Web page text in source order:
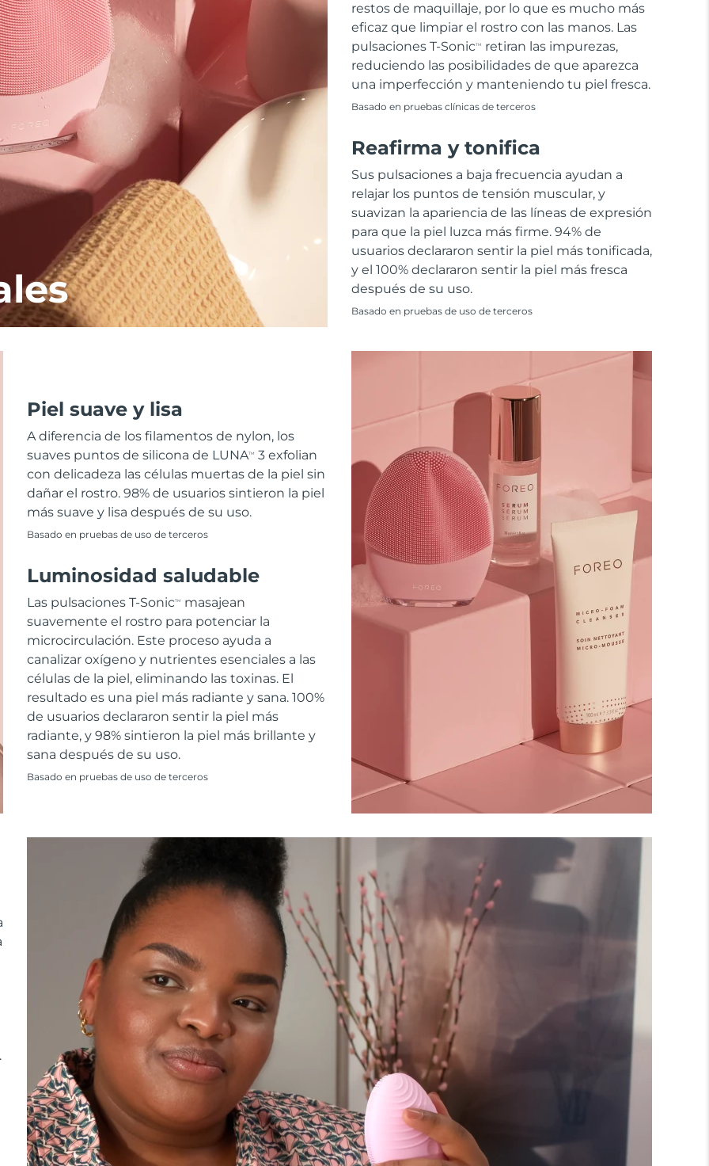
restos de maquillaje, por lo que es mucho más
eficaz que limpiar el rostro con las manos. Las
pulsaciones T-SonicTM
retiran las impurezas,
reduciendo las posibilidades de que aparezca
una imperfección y manteniendo tu piel fresca.
Basado en pruebas clínicas de terceros
Reafirma y tonifica
Sus pulsaciones a baja frecuencia ayudan a
relajar los puntos de tensión muscular, y
suavizan la apariencia de las líneas de expresión
para que la piel luzca más firme. 94% de
usuarios declararon sentir la piel más tonificada,
y el 100% declararon sentir la piel más fresca
después de su uso.
Basado en pruebas de uso de terceros
Piel suave y lisa
A diferencia de los filamentos de nylon, los
suaves puntos de silicona de LUNATM
3 exfolian
con delicadeza las células muertas de la piel sin
dañar el rostro. 98% de usuarios sintieron la piel
más suave y lisa después de su uso.
Basado en pruebas de uso de terceros
Luminosidad saludable
Las pulsaciones T-SonicTM
masajean
suavemente el rostro para potenciar la
microcirculación. Este proceso ayuda a
canalizar oxígeno y nutrientes esenciales a las
células de la piel, eliminando las toxinas. El
resultado es una piel más radiante y sana. 100%
de usuarios declararon sentir la piel más
radiante, y 98% sintieron la piel más brillante y
sana después de su uso.
Basado en pruebas de uso de terceros